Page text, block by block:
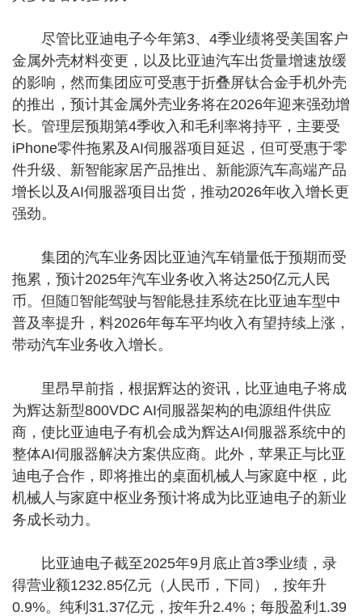
尽管比亚迪电子今年第3、4季业绩将受美国客户
金属外壳材料变更，以及比亚迪汽车出货量增速放缓
的影响，然而集团应可受惠于折叠屏钛合金手机外壳
的推出，预计其金属外壳业务将在2026年迎来强劲增
长。管理层预期第4季收入和毛利率将持平，主要受
iPhone零件拖累及AI伺服器项目延迟，但可受惠于零
件升级、新智能家居产品推出、新能源汽车高端产品
增长以及AI伺服器项目出货，推动2026年收入增长更
强劲。
集团的汽车业务因比亚迪汽车销量低于预期而受
拖累，预计2025年汽车业务收入将达250亿元人民
币。但随智能驾驶与智能悬挂系统在比亚迪车型中
普及率提升，料2026年每车平均收入有望持续上涨，
带动汽车业务收入增长。
里昂早前指，根据辉达的资讯，比亚迪电子将成
为辉达新型800VDC AI伺服器架构的电源组件供应
商，使比亚迪电子有机会成为辉达AI伺服器系统中的
整体AI伺服器解决方案供应商。此外，苹果正与比亚
迪电子合作，即将推出的桌面机械人与家庭中枢，此
机械人与家庭中枢业务预计将成为比亚迪电子的新业
务成长动力。
比亚迪电子截至2025年9月底止首3季业绩，录
得营业额1232.85亿元（人民币，下同），按年升
0.9%。纯利31.37亿元，按年升2.4%；每股盈利1.39